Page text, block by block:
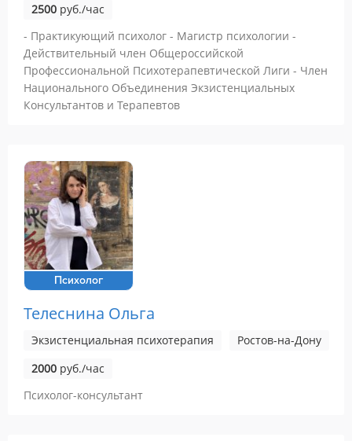
2500 руб./час
- Практикующий психолог - Магистр психологии -
Действительный член Общероссийской
Профессиональной Психотерапевтической Лиги - Член
Национального Объединения Экзистенциальных
Консультантов и Терапевтов
Психолог
Телеснина Ольга
Экзистенциальная психотерапия
Ростов-на-Дону
2000 руб./час
Психолог-консультант